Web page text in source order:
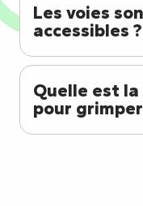
Les voies
accessibles ?
Quelle est la
pour